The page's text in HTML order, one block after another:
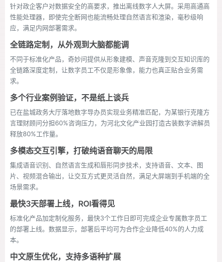
针对政企客户对数据安全的高要求，推出离线数字人大屏。采用高通高
性能处理器，即使完全断网也能流畅处理自然语言和渲染，毫秒级响
应，满足内网部署需求。
全链路定制，从外观到大脑都能调
不同于标准化产品，奇妙问提供从形象建模、声音克隆到交互知识库的
全链路深度定制，让数字员工不仅是形象像，能力也真正贴合业务需
求。
多个行业案例验证，不是纸上谈兵
已在盐城政务大厅落地数字导办员实现业务精准匹配，为某银行克隆方
言理财顾问分担60%咨询压力，为河北文化产业园打造古装数字讲解员
释放80%工作量。
多模态交互引擎，打破纯语音聊天的局限
集成语音识别、自然语言生成和唇形同步技术，支持语音、文本、图
片、视频混合输出，让交互方式更灵活自然，满足大屏端到手机端的全
场景需求。
最快3天部署上线，ROI看得见
标准化产品加定制化服务，最快3个工作日即可完成企业专属数字员工
的部署上线。数据显示，部署后平均可为合作企业降低40%的人力成
本。
中文原生优化，支持多语种扩展